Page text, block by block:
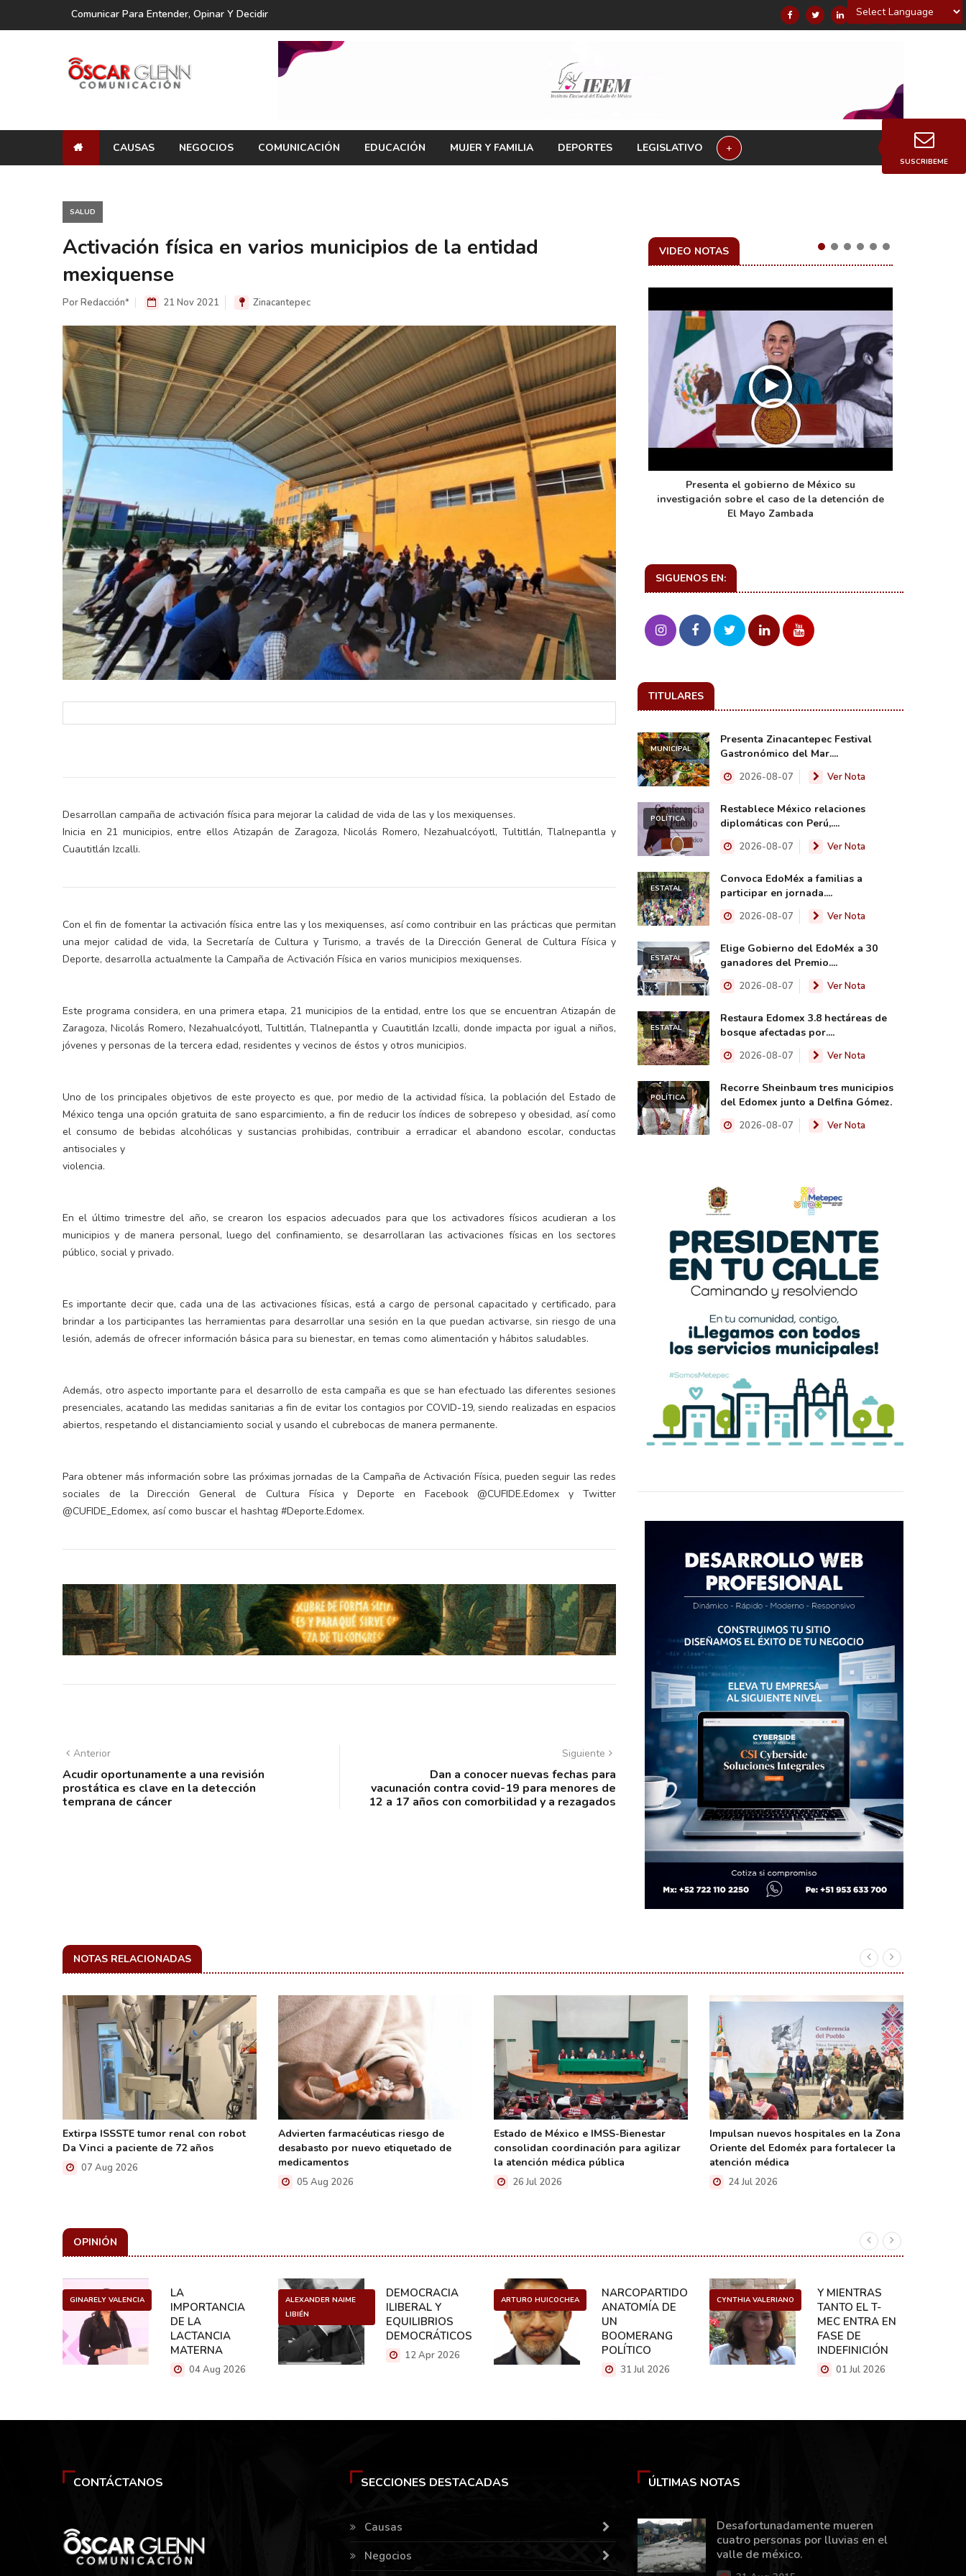
Powered by
Comunicar Para Entender, Opinar Y Decidir
CAUSAS NEGOCIOS COMUNICACIÓN EDUCACIÓN MUJER Y FAMILIA DEPORTES LEGISLATIVO +
SALUD
Activación física en varios municipios de la entidad
mexiquense
Por Redacción* 21 Nov 2021 Zinacantepec
Desarrollan campaña de activación física para mejorar la calidad de vida de las y los mexiquenses.
Inicia en 21 municipios, entre ellos Atizapán de Zaragoza, Nicolás Romero, Nezahualcóyotl, Tultitlán, Tlalnepantla y
Cuautitlán Izcalli.
Con el fin de fomentar la activación física entre las y los mexiquenses, así como contribuir en las prácticas que permitan
una mejor calidad de vida, la Secretaría de Cultura y Turismo, a través de la Dirección General de Cultura Física y
Deporte, desarrolla actualmente la Campaña de Activación Física en varios municipios mexiquenses.
Este programa considera, en una primera etapa, 21 municipios de la entidad, entre los que se encuentran Atizapán de
Zaragoza, Nicolás Romero, Nezahualcóyotl, Tultitlán, Tlalnepantla y Cuautitlán Izcalli, donde impacta por igual a niños,
jóvenes y personas de la tercera edad, residentes y vecinos de éstos y otros municipios.
Uno de los principales objetivos de este proyecto es que, por medio de la actividad física, la población del Estado de
México tenga una opción gratuita de sano esparcimiento, a fin de reducir los índices de sobrepeso y obesidad, así como
el consumo de bebidas alcohólicas y sustancias prohibidas, contribuir a erradicar el abandono escolar, conductas
antisociales y
violencia.
En el último trimestre del año, se crearon los espacios adecuados para que los activadores físicos acudieran a los
municipios y de manera personal, luego del confinamiento, se desarrollaran las activaciones físicas en los sectores
público, social y privado.
Es importante decir que, cada una de las activaciones físicas, está a cargo de personal capacitado y certificado, para
brindar a los participantes las herramientas para desarrollar una sesión en la que puedan activarse, sin riesgo de una
lesión, además de ofrecer información básica para su bienestar, en temas como alimentación y hábitos saludables.
Además, otro aspecto importante para el desarrollo de esta campaña es que se han efectuado las diferentes sesiones
presenciales, acatando las medidas sanitarias a fin de evitar los contagios por COVID-19, siendo realizadas en espacios
abiertos, respetando el distanciamiento social y usando el cubrebocas de manera permanente.
Para obtener más información sobre las próximas jornadas de la Campaña de Activación Física, pueden seguir las redes
sociales de la Dirección General de Cultura Física y Deporte en Facebook @CUFIDE.Edomex y Twitter
@CUFIDE_Edomex, así como buscar el hashtag #Deporte.Edomex.
Anterior
Acudir oportunamente a una revisión
prostática es clave en la detección
temprana de cáncer
Siguiente
Dan a conocer nuevas fechas para
vacunación contra covid-19 para menores de
12 a 17 años con comorbilidad y a rezagados
VIDEO NOTAS
en el ejercicio de sus
electorales
Y salió la propuesta de Reforma Electoral de
la Presidenta Sheinbaum
Informa el gobierno federal cómo fue el
operativo de captura de "El Mencho" y sus
reacciones en Jalisco
Presenta el gobierno de México su
investigación sobre el caso de la detención de
El Mayo Zambada
SIGUENOS EN:
TITULARES
MUNICIPAL
Presenta Zinacantepec Festival
Gastronómico del Mar....
2026-08-07 Ver Nota
POLÍTICA
Restablece México relaciones
diplomáticas con Perú,....
2026-08-07 Ver Nota
ESTATAL
Convoca EdoMéx a familias a
participar en jornada....
2026-08-07 Ver Nota
ESTATAL
Elige Gobierno del EdoMéx a 30
ganadores del Premio....
2026-08-07 Ver Nota
ESTATAL
Restaura Edomex 3.8 hectáreas de
bosque afectadas por....
2026-08-07 Ver Nota
POLÍTICA
Recorre Sheinbaum tres municipios
del Edomex junto a Delfina Gómez.
2026-08-07 Ver Nota
NOTAS RELACIONADAS
Extirpa ISSSTE tumor renal con robot
Da Vinci a paciente de 72 años
07 Aug 2026
Advierten farmacéuticas riesgo de
desabasto por nuevo etiquetado de
medicamentos
05 Aug 2026
Estado de México e IMSS-Bienestar
consolidan coordinación para agilizar
la atención médica pública
26 Jul 2026
Impulsan nuevos hospitales en la Zona
Oriente del Edoméx para fortalecer la
atención médica
24 Jul 2026
OPINIÓN
GINARELY VALENCIA
LA
IMPORTANCIA
DE LA
LACTANCIA
MATERNA
04 Aug 2026
ALEXANDER NAIME
LIBIÉN
DEMOCRACIA
ILIBERAL Y
EQUILIBRIOS
DEMOCRÁTICOS
12 Apr 2026
ARTURO HUICOCHEA
NARCOPARTIDO:
ANATOMÍA DE
UN
BOOMERANG
POLÍTICO
31 Jul 2026
CYNTHIA VALERIANO
Y MIENTRAS
TANTO EL T-
MEC ENTRA EN
FASE DE
INDEFINICIÓN
01 Jul 2026
SUSCRIBEME
CONTÁCTANOS SECCIONES DESTACADAS
Causas
Negocios
ÚLTIMAS NOTAS
Desafortunadamente mueren
cuatro personas por lluvias en el
valle de méxico.